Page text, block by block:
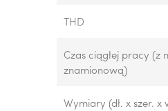
THD
Czas ciągłej pracy (z
znamionową)
Wymiary (dł. x szer. x